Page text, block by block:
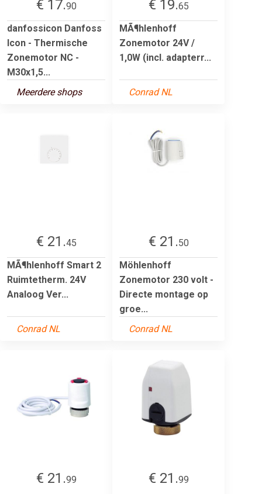
€ 17.90
danfossicon Danfoss
Icon - Thermische
Zonemotor NC -
M30x1,5...
Meerdere shops
€ 19.65
MÃ¶hlenhoff
Zonemotor 24V /
1,0W (incl. adapterr...
Conrad NL
€ 21.45
MÃ¶hlenhoff Smart 2
Ruimtetherm. 24V
Analoog Ver...
Conrad NL
€ 21.50
Möhlenhoff
Zonemotor 230 volt -
Directe montage op
groe...
Conrad NL
€ 21.99 € 21.99